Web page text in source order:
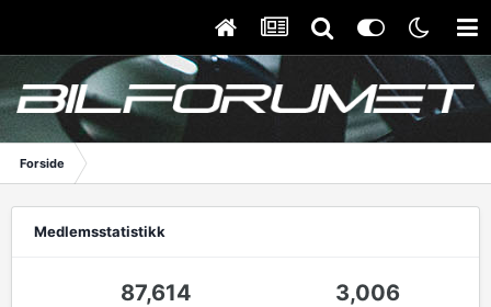
Forside
Medlemsstatistikk
87,614 3,006